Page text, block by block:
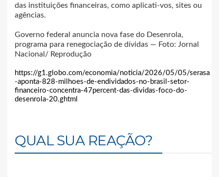
das instituições financeiras, como aplicati-vos, sites ou
agências.
Governo federal anuncia nova fase do Desenrola,
programa para renegociação de dívidas — Foto: Jornal
Nacional/ Reprodução
https://g1.globo.com/economia/noticia/2026/05/05/serasa
-aponta-828-milhoes-de-endividados-no-brasil-setor-
financeiro-concentra-47percent-das-dividas-foco-do-
desenrola-20.ghtml
QUAL SUA REAÇÃO?